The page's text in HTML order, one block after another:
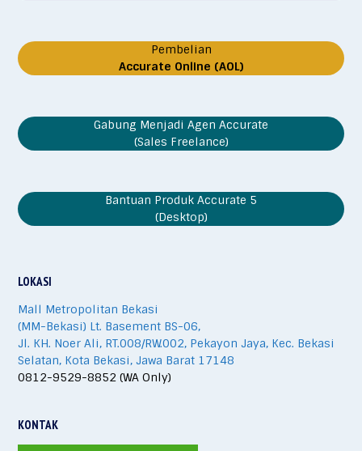
Pembelian
Accurate Online (AOL)
Gabung Menjadi Agen Accurate
(Sales Freelance)
Bantuan Produk Accurate 5
(Desktop)
LOKASI
Mall Metropolitan Bekasi
(MM-Bekasi) Lt. Basement BS-06,
Jl. KH. Noer Ali, RT.008/RW.002, Pekayon Jaya, Kec. Bekasi
Selatan, Kota Bekasi, Jawa Barat 17148
0812-9529-8852 (WA Only)
KONTAK